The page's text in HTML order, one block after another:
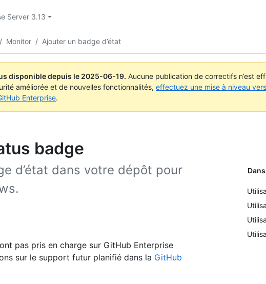
Server 3.13
/ Monitor / Ajouter un badge d’état
disponible depuis le 2025-06-19. Aucune publication de correctifs n’est
améliorée et de nouvelles fonctionnalités, effectuez une mise à niveau
Enterprise.
badge
d’état dans votre dépôt pour
pas pris en charge sur GitHub Enterprise
sur le support futur planifié dans la GitHub